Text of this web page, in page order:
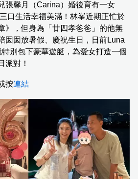
張馨月（Carina）婚後育有一女
口生活幸福美滿！林峯近期正忙於
》，但身為「廿四孝爸爸」的他無
囡囡放暑假、慶祝生日，日前Luna
別包下豪華遊艇，為愛女打造一個
派對！
按連結